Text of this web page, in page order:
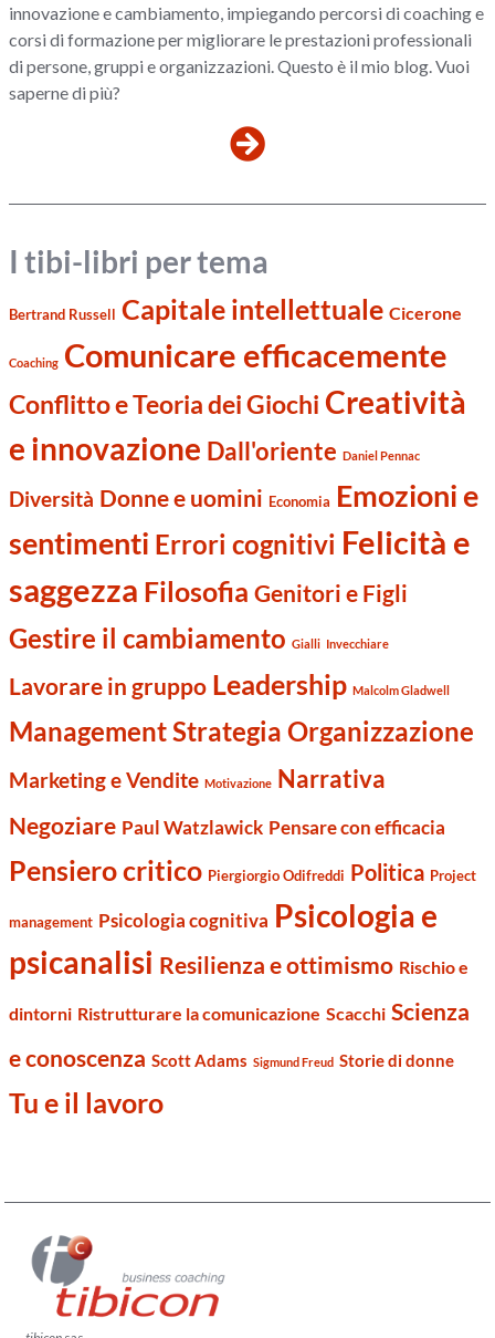
innovazione e cambiamento, impiegando percorsi di coaching e
corsi di formazione per migliorare le prestazioni professionali
di persone, gruppi e organizzazioni. Questo è il mio blog. Vuoi
saperne di più?
I tibi-libri per tema
Bertrand Russell Capitale intellettuale Cicerone
Coaching Comunicare efficacemente
Conflitto e Teoria dei Giochi Creatività
e innovazione Dall'oriente Daniel Pennac
Diversità Donne e uomini Economia Emozioni e
sentimenti Errori cognitivi Felicità e
saggezza Filosofia Genitori e Figli
Gestire il cambiamento Gialli Invecchiare
Lavorare in gruppo Leadership Malcolm Gladwell
Management Strategia Organizzazione
Marketing e Vendite Motivazione Narrativa
Negoziare Paul Watzlawick Pensare con efficacia
Pensiero critico Piergiorgio Odifreddi Politica Project
management Psicologia cognitiva Psicologia e
psicanalisi Resilienza e ottimismo Rischio e
dintorni Ristrutturare la comunicazione Scacchi Scienza
e conoscenza Scott Adams Sigmund Freud Storie di donne
Tu e il lavoro